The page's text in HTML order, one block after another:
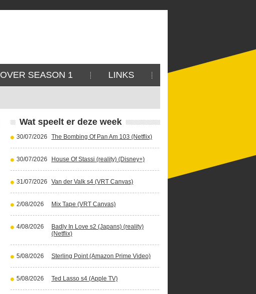
OVER SEASON 1 LINKS
Wat speelt er deze week
30/07/2026 The Bombing Of Pan Am 103 (Netflix)
30/07/2026 House Of Stassi (reality) (Disney+)
31/07/2026 Van der Valk s4 (VRT Canvas)
2/08/2026 Mix Tape (VRT Canvas)
4/08/2026
Badly In Love s2 (Japans) (reality)
(Netflix)
5/08/2026 Sterling Point (Amazon Prime Video)
5/08/2026 Ted Lasso s4 (Apple TV)